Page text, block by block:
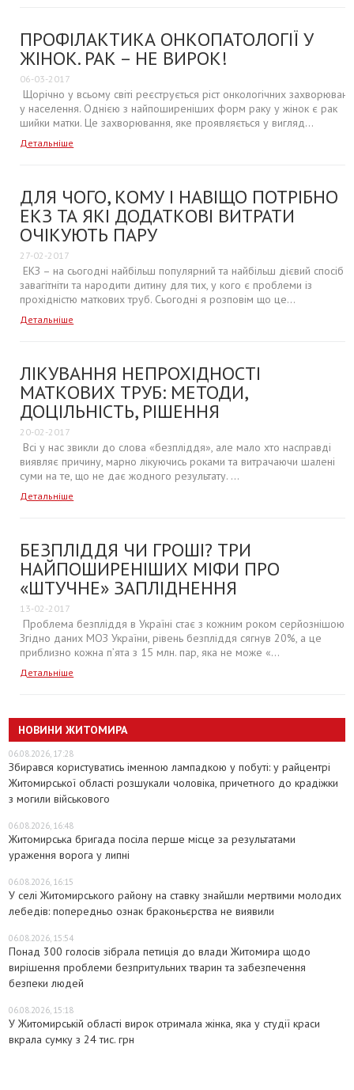
ПРОФІЛАКТИКА ОНКОПАТОЛОГІЇ У
ЖІНОК. РАК – НЕ ВИРОК!
06-03-2017
Щорічно у всьому світі реєструється ріст онкологічних захворювань
у населення. Однією з найпоширеніших форм раку у жінок є рак
шийки матки. Це захворювання, яке проявляється у вигляд...
Детальніше
ДЛЯ ЧОГО, КОМУ І НАВІЩО ПОТРІБНО
ЕКЗ ТА ЯКІ ДОДАТКОВІ ВИТРАТИ
ОЧІКУЮТЬ ПАРУ
27-02-2017
ЕКЗ – на сьогодні найбільш популярний та найбільш дієвий спосіб
завагітніти та народити дитину для тих, у кого є проблеми із
прохідністю маткових труб. Сьогодні я розповім що це...
Детальніше
ЛІКУВАННЯ НЕПРОХІДНОСТІ
МАТКОВИХ ТРУБ: МЕТОДИ,
ДОЦІЛЬНІСТЬ, РІШЕННЯ
20-02-2017
Всі у нас звикли до слова «безпліддя», але мало хто насправді
виявляє причину, марно лікуючись роками та витрачаючи шалені
суми на те, що не дає жодного результату. ...
Детальніше
БЕЗПЛІДДЯ ЧИ ГРОШІ? ТРИ
НАЙПОШИРЕНІШИХ МІФИ ПРО
«ШТУЧНЕ» ЗАПЛІДНЕННЯ
13-02-2017
Проблема безпліддя в Україні стає з кожним роком серйознішою.
Згідно даних МОЗ України, рівень безпліддя сягнув 20%, а це
приблизно кожна п’ята з 15 млн. пар, яка не може «...
Детальніше
НОВИНИ ЖИТОМИРА
06.08.2026, 17:28
Збирався користуватись іменною лампадкою у побуті: у райцентрі
Житомирської області розшукали чоловіка, причетного до крадіжки
з могили військового
06.08.2026, 16:48
Житомирська бригада посіла перше місце за результатами
ураження ворога у липні
06.08.2026, 16:15
У селі Житомирського району на ставку знайшли мертвими молодих
лебедів: попередньо ознак браконьєрства не виявили
06.08.2026, 15:54
Понад 300 голосів зібрала петиція до влади Житомира щодо
вирішення проблеми безпритульних тварин та забезпечення
безпеки людей
06.08.2026, 15:18
У Житомирській області вирок отримала жінка, яка у студії краси
вкрала сумку з 24 тис. грн